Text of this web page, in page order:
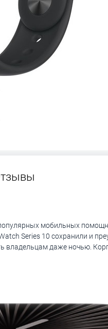
мобильных
Series 10 сохранили и
владельцам даже ночью.